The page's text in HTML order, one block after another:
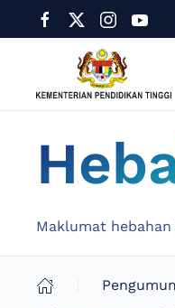
Maklumat